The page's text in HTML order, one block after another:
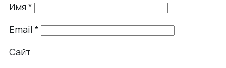
Имя*
Email *
Сайт